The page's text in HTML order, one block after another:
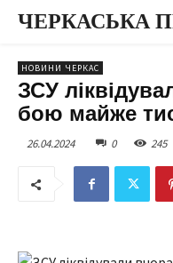
ЧЕРКАСЬКА
НОВИНИ ЧЕРКАС
ЗСУ
бою майже
26.04.2024 0 245